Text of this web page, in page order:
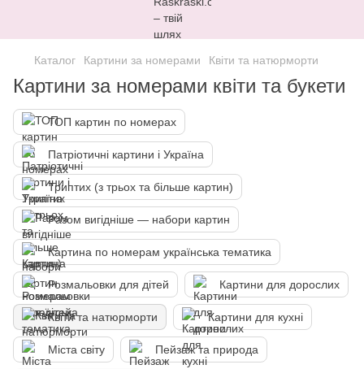
Каталог Картини за номерами Квіти та натюрморти
Картини за номерами квіти та букети
ТОП картин по номерах
Патріотичні картини і Україна
Триптих (з трьох та більше картин)
Разом вигідніше — набори картин
Картина по номерам українська тематика
Розмальовки для дітей Картини для дорослих
Квіти та натюрморти Картини для кухні
Міста світу Пейзаж та природа